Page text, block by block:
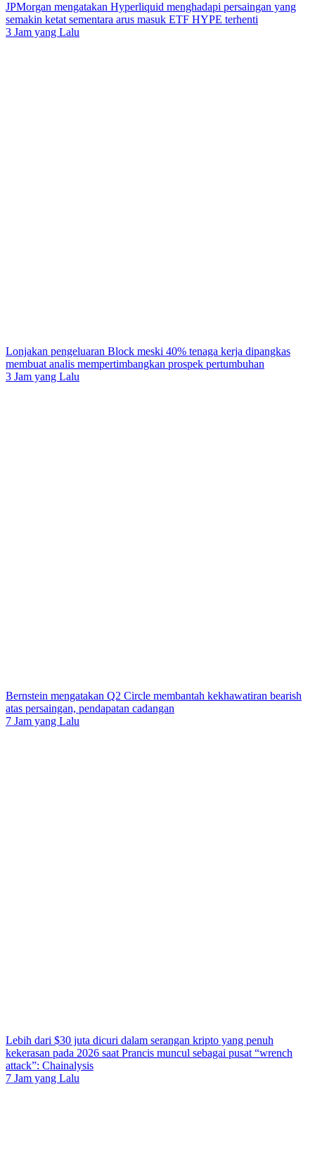
JPMorgan mengatakan Hyperliquid menghadapi persaingan yang
semakin ketat sementara arus masuk ETF HYPE terhenti
3 Jam yang Lalu
Lonjakan pengeluaran Block meski 40% tenaga kerja dipangkas
membuat analis mempertimbangkan prospek pertumbuhan
3 Jam yang Lalu
Bernstein mengatakan Q2 Circle membantah kekhawatiran bearish
atas persaingan, pendapatan cadangan
7 Jam yang Lalu
Lebih dari $30 juta dicuri dalam serangan kripto yang penuh
kekerasan pada 2026 saat Prancis muncul sebagai pusat “wrench
attack”: Chainalysis
7 Jam yang Lalu